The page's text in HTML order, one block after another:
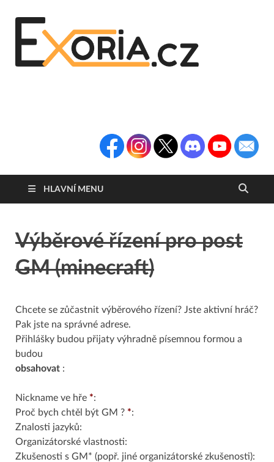
HLAVNÍ MENU
Výběrové řízení pro post
GM (minecraft)
Chcete se zůčastnit výběrového řízení? Jste aktivní hráč?
Pak jste na správné adrese.
Přihlášky budou přijaty výhradně písemnou formou a
budou
obsahovat :
Nickname ve hře *:
Proč bych chtěl být GM ? *:
Znalosti jazyků:
Organizátorské vlastnosti:
Zkušenosti s GM* (popř. jiné organizátorské zkušenosti):